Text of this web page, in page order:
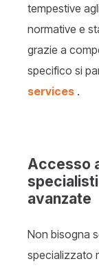
tempestive
normative e
grazie a
specifico si
services .
Accesso
avanzate
Non bisogna
specializzato